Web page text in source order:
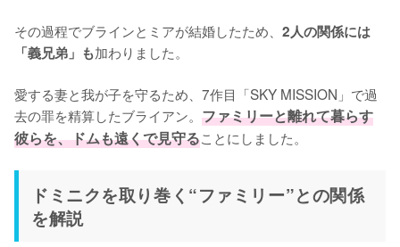
その過程でブラインとミアが結婚したため、 2人の関係には
「義兄弟」も加わりました。
愛する妻と我が子を守るため、7作目「SKY MISSION」で過
去の罪を精算したブライアン。 ファミリーと離れて暮らす
彼らを、ドムも遠くで見守ることにしました。
ドミニクを取り巻く“ファミリー”との関係
を解説